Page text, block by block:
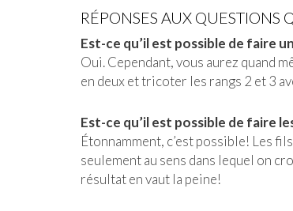
RÉPONSES AUX QUESTIONS
Est-ce qu’il est possible de faire
Oui. Cependant, vous aurez quand
en deux et tricoter les rangs 2 et 3
Est-ce qu’il est possible de faire
Étonnamment, c’est possible! Les
seulement au sens dans lequel on
résultat en vaut la peine!